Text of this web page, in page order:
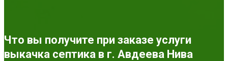
Что вы получите при заказе услуги
выкачка септика в г. Авдеева Нива